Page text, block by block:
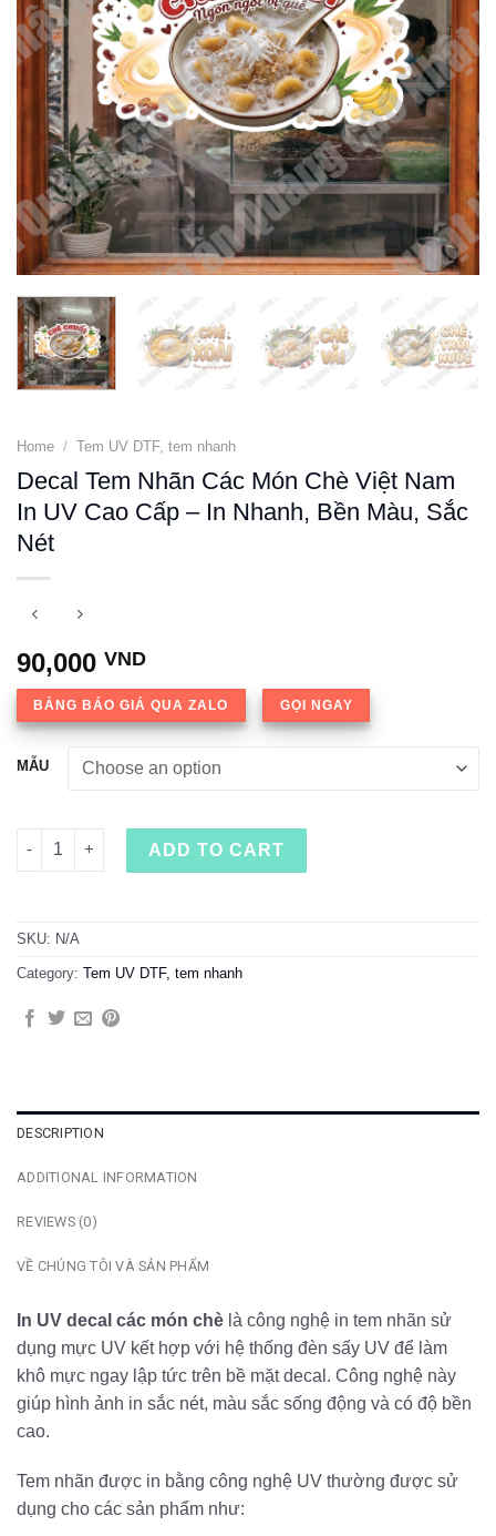
Home / Tem UV DTF, tem nhanh
Decal Tem Nhãn Các Món Chè Việt Nam
In UV Cao Cấp – In Nhanh, Bền Màu, Sắc
Nét
90,000 VND
BẢNG BÁO GIÁ QUA ZALO GỌI NGAY
MẪU
Decal Tem Nhãn Các Món Chè Việt Nam In UV Cao Cấp – In
ADD TO CART
SKU: N/A
Category: Tem UV DTF, tem nhanh
DESCRIPTION
ADDITIONAL INFORMATION
REVIEWS (0)
VỀ CHÚNG TÔI VÀ SẢN PHẨM
In UV decal các món chè là công nghệ in tem nhãn sử
dụng mực UV kết hợp với hệ thống đèn sấy UV để làm
khô mực ngay lập tức trên bề mặt decal. Công nghệ này
giúp hình ảnh in sắc nét, màu sắc sống động và có độ bền
cao.
Tem nhãn được in bằng công nghệ UV thường được sử
dụng cho các sản phẩm như: